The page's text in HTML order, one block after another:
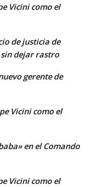
Vicini como el
de justicia de
sin dejar rastro
gerente de
Vicini como el
en el Comando
Vicini como el